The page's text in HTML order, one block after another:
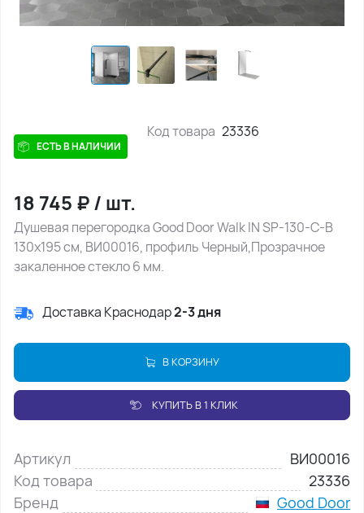
ЕСТЬ В НАЛИЧИИ
Код товара 23336
18 745 ₽/ шт.
Душевая перегородка Good Door Walk IN SP-130-C-В
130х195 см, ВИ00016, профиль Черный,Прозрачное
закаленное стекло 6 мм.
Доставка Краснодар2-3 дня
В КОРЗИНУ
КУПИТЬ В 1 КЛИК
Артикул
ВИ00016
Код товара
23336
Бренд
Good Door